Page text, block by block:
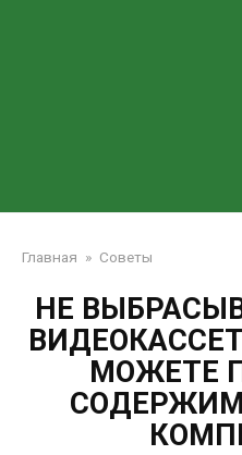
Главная » Советы
НЕ
МОЖЕТЕ